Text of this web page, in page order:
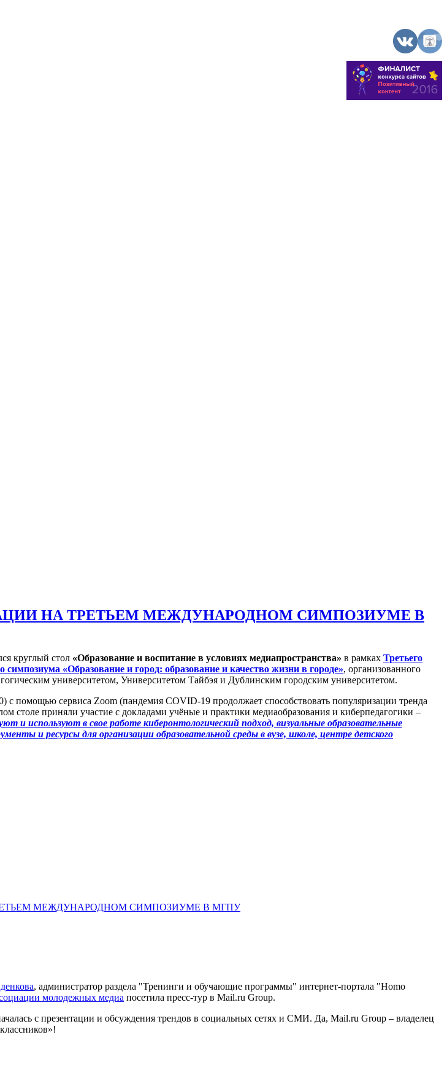
НА ТРЕТЬЕМ МЕЖДУНАРОДНОМ СИМПОЗИУМЕ В
круглый стол «Образование и воспитание в условиях медиапространства» в рамках Третьего
симпозиума «Образование и город: образование и качество жизни в городе», организованного
университетом, Университетом Тайбэя и Дублинским городским университетом.
с помощью сервиса Zoom (пандемия COVID-19 продолжает способствовать популяризации тренда
столе приняли участие с докладами учёные и практики медиаобразования и киберпедагогики –
и используют в свое работе киберонтологический подход, визуальные образовательные
и ресурсы для организации образовательной среды в вузе, школе, центре детского
МЕЖДУНАРОДНОМ СИМПОЗИУМЕ В МГПУ
, администратор раздела "Тренинги и обучающие программы" интернет-портала "Homo
молодежных медиа посетила пресс-тур в Mail.ru Group.
с презентации и обсуждения трендов в социальных сетях и СМИ. Да, Mail.ru Group – владелец